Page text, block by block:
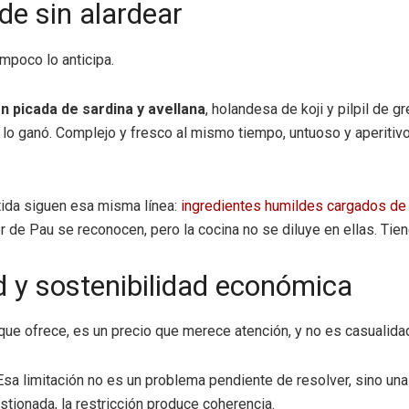
sin alardear
lo anticipa.
picada de sardina y avellana, holandesa de koji y pilpil de
ganó. Complejo y fresco al mismo tiempo, untuoso y
siguen esa misma línea: ingredientes humildes cargados
Pau se reconocen, pero la cocina no se diluye en ellas.
y sostenibilidad económica
ofrece, es un precio que merece atención, y no es
limitación no es un problema pendiente de resolver, sino
la restricción produce coherencia.